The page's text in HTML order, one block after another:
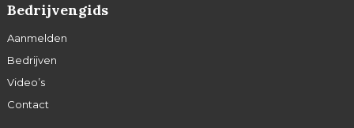
Bedrijvengids
Aanmelden
Bedrijven
Video’s
Contact